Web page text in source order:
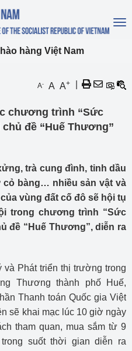
hàng Việt Nam
A- A A+
chương trình “Sức
đề “Huế Thương”
trà cung đình, tinh dầu
cỏ bàng… nhiều sản vật và
vùng đất cố đô sẽ hội tụ
trong chương trình “Sức
đề “Huế Thương”, diễn ra
Phát triển thị trường trong
Thương thành phố Huế,
Thanh toán Quốc gia Việt
sẽ khai mạc lúc 10 giờ ngày
tham quan, mua sắm từ 9
suốt thời gian diễn ra